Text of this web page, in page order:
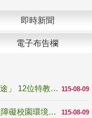
即時新聞
電子布告欄
115-08-09
青年百億海外圓夢基金計畫「無礙征途」 12位特教與弱勢青年勇闖西班牙 跨越感官限制見證生命蛻變
115-08-09
國教署補助22縣市積極推動「改善無障礙校園環境計畫」 打造友善、安全、無礙學習空間